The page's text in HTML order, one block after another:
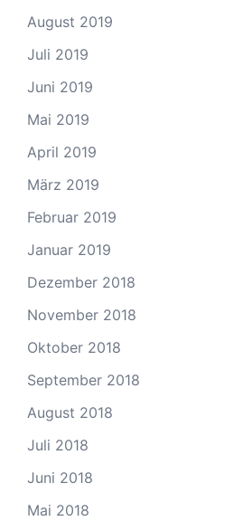
August 2019
Juli 2019
Juni 2019
Mai 2019
April 2019
März 2019
Februar 2019
Januar 2019
Dezember 2018
November 2018
Oktober 2018
September 2018
August 2018
Juli 2018
Juni 2018
Mai 2018